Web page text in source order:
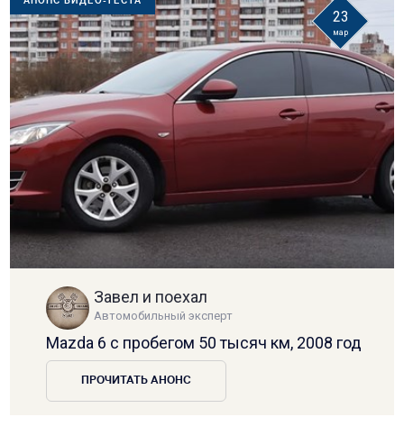
23
мар
Завел и поехал
Автомобильный эксперт
Mazda 6 с пробегом 50 тысяч км, 2008 год
ПРОЧИТАТЬ АНОНС